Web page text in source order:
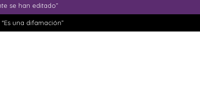
se han editado”
una difamación”